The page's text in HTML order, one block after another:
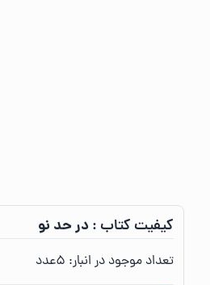
کیفیت کتاب :‌در حد نو
تعداد موجود در انبار:‌ ۵عدد